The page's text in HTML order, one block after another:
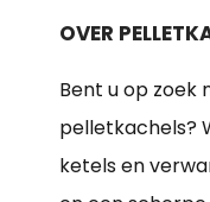
OVER
Bent u op zoek
pelletkachels?
ketels en